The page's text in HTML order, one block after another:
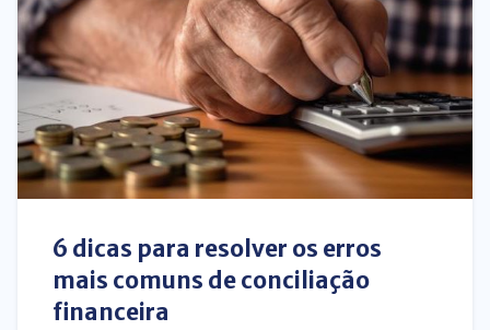
6 dicas para resolver os erros
mais comuns de conciliação
financeira